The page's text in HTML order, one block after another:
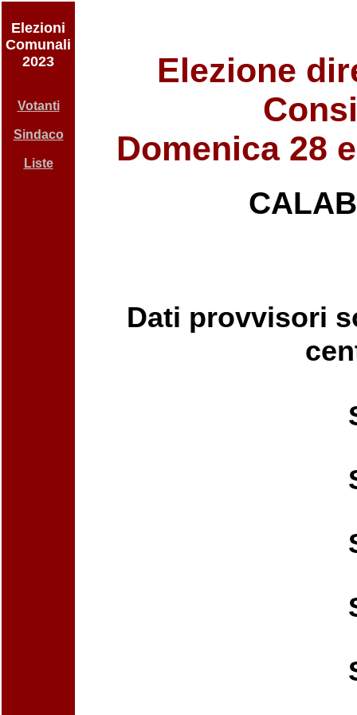
Elezioni
Comunali
2023
Votanti
Sindaco
Liste
Elezione
Domenica 28
Dati provvisori